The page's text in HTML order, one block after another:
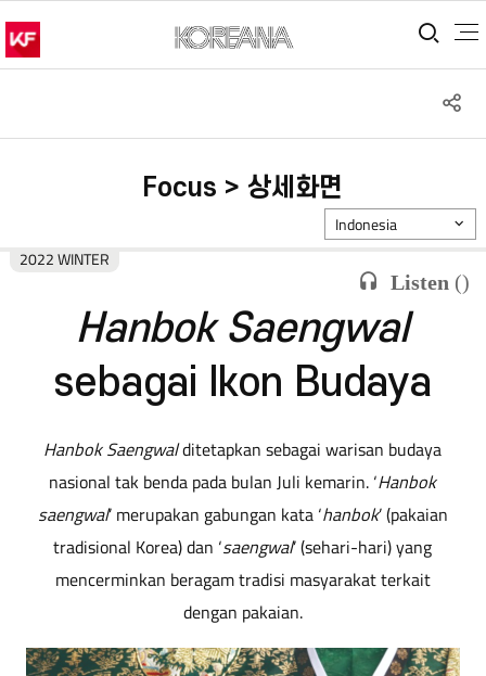
통
Focus > 상세화면
Listen ()
2022 WINTER
Indonesia
Hanbok Saengwal
sebagai Ikon Budaya
Hanbok Saengwalditetapkan sebagai warisan budaya
nasional tak benda pada bulan Juli kemarin. ‘Hanbok
saengwal’ merupakan gabungan kata ‘hanbok’ (pakaian
tradisional Korea) dan ‘saengwal’ (sehari-hari) yang
mencerminkan beragam tradisi masyarakat terkait
dengan pakaian.